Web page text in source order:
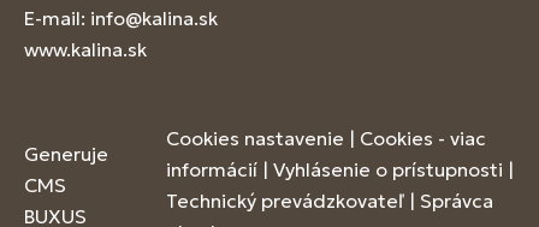
E-mail: info@kalina.sk
www.kalina.sk
Generuje
CMS
BUXUS
Cookies nastavenie | Cookies - viac
informácií | Vyhlásenie o prístupnosti |
Technický prevádzkovateľ | Správca